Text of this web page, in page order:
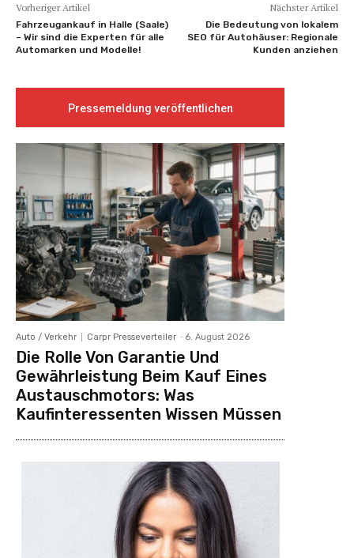
Vorheriger Artikel
Fahrzeugankauf in Halle (Saale)
– Wir sind die Experten für alle
Automarken und Modelle!
Nächster Artikel
Die Bedeutung von lokalem
SEO für Autohäuser: Regionale
Kunden anziehen
Pressemeldung veröffentlichen
Auto / Verkehr Carpr Presseverteiler - 6. August 2026
Die Rolle Von Garantie Und
Gewährleistung Beim Kauf Eines
Austauschmotors: Was
Kaufinteressenten Wissen Müssen